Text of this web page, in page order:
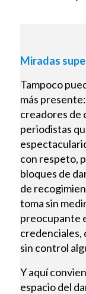
Miradas
Tampoco
más
creadores de
periodistas
con respeto,
bloques de
de
toma sin
preocupante
credenciales,
sin control
Y aquí
espacio del